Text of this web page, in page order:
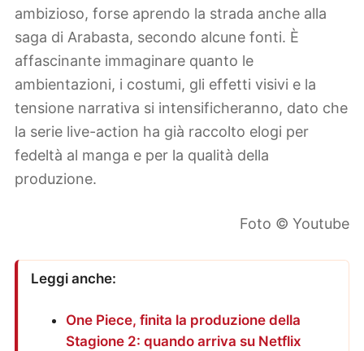
ambizioso, forse aprendo la strada anche alla
saga di Arabasta, secondo alcune fonti. È
affascinante immaginare quanto le
ambientazioni, i costumi, gli effetti visivi e la
tensione narrativa si intensificheranno, dato che
la serie live-action ha già raccolto elogi per
fedeltà al manga e per la qualità della
produzione.
Foto © Youtube
Leggi anche:
One Piece, finita la produzione della
Stagione 2: quando arriva su Netflix